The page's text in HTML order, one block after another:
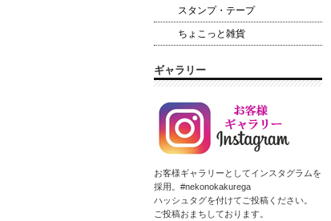
スタンプ・テープ
ちょこっと雑貨
ギャラリー
お客様ギャラリーとしてインスタグラムを
採用。#nekonokakurega
ハッシュタグを付けてご投稿ください。
ご投稿おまちしております。